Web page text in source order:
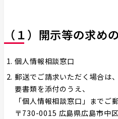
（１）開示等の求め
個人情報相談窓口
郵送でご請求いただく場合は
要書類を添付のうえ、
「個人情報相談窓口」までご
〒730-0015 広島県広島市中